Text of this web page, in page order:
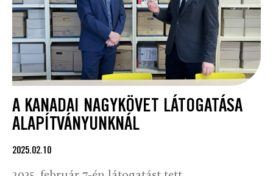
A KANADAI NAGYKÖVET LÁTOGATÁSA
ALAPÍTVÁNYUNKNÁL
2025.02.10